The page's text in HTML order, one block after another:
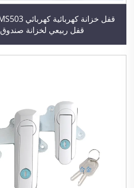
قفل ربيعي لخزانة صندوق